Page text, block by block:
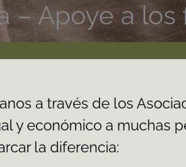
– Apoye a los
a través de los
y económico a muchas
la diferencia: